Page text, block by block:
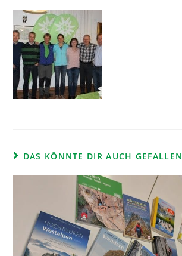
DAS KÖNNTE DIR AUCH GEFALLEN